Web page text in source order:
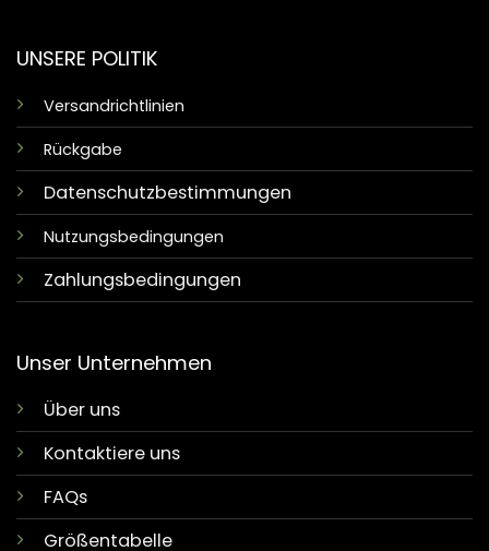
UNSERE POLITIK
Versandrichtlinien
Rückgabe
Datenschutzbestimmungen
Nutzungsbedingungen
Zahlungsbedingungen
Unser Unternehmen
Über uns
Kontaktiere uns
FAQs
Größentabelle